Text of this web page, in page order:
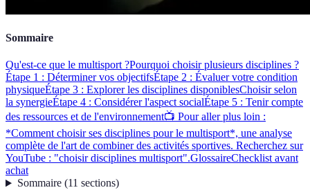
Sommaire
Qu'est-ce que le multisport ?Pourquoi choisir plusieurs disciplines ?
Étape 1 : Déterminer vos objectifsÉtape 2 : Évaluer votre condition
physiqueÉtape 3 : Explorer les disciplines disponiblesChoisir selon
la synergieÉtape 4 : Considérer l'aspect socialÉtape 5 : Tenir compte
des ressources et de l'environnement📺 Pour aller plus loin :
*Comment choisir ses disciplines pour le multisport*, une analyse
complète de l'art de combiner des activités sportives. Recherchez sur
YouTube : "choisir disciplines multisport".GlossaireChecklist avant
achat
Sommaire(11 sections)